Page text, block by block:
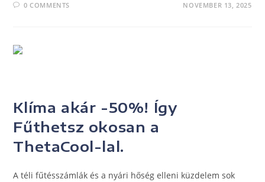
0 COMMENTS NOVEMBER 13, 2025
Klíma akár -50%! Így
Fűthetsz okosan a
ThetaCool-lal.
A téli fűtésszámlák és a nyári hőség elleni küzdelem sok